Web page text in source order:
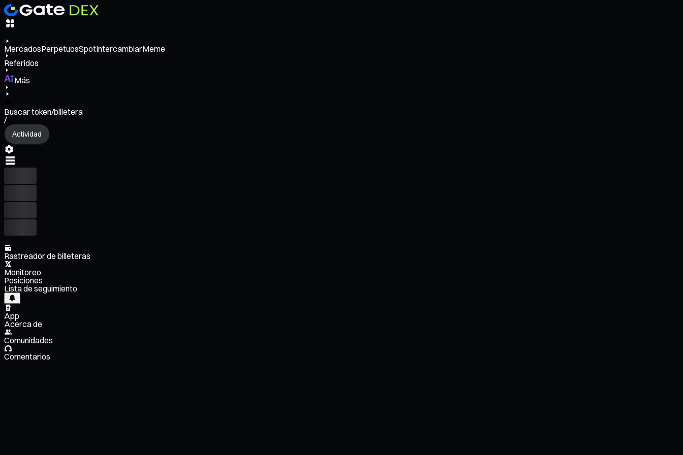
MercadosPerpetuosSpotIntercambiarMeme
Referidos
Más
Buscar token/billetera
/
Actividad
Rastreador de billeteras
Monitoreo
Posiciones
Lista de seguimiento
App
Acerca de
Comunidades
Comentarios